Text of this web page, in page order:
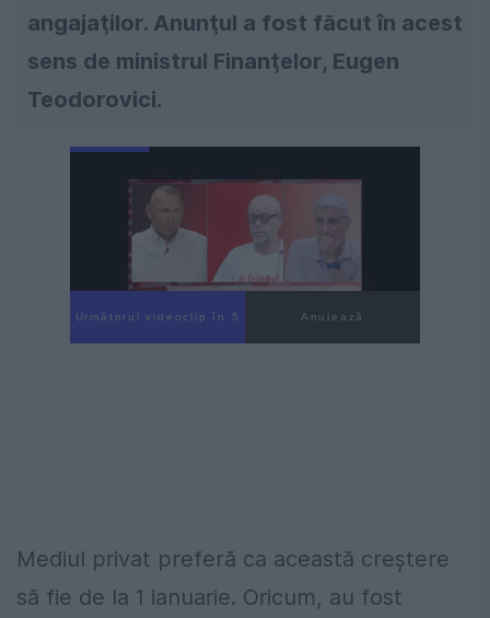
angajaţilor. Anunţul a fost făcut în acest
sens de ministrul Finanţelor, Eugen
Teodorovici.
Următorul videoclip în 4 Anulează
Mediul privat preferă ca această creştere
să fie de la 1 ianuarie. Oricum, au fost